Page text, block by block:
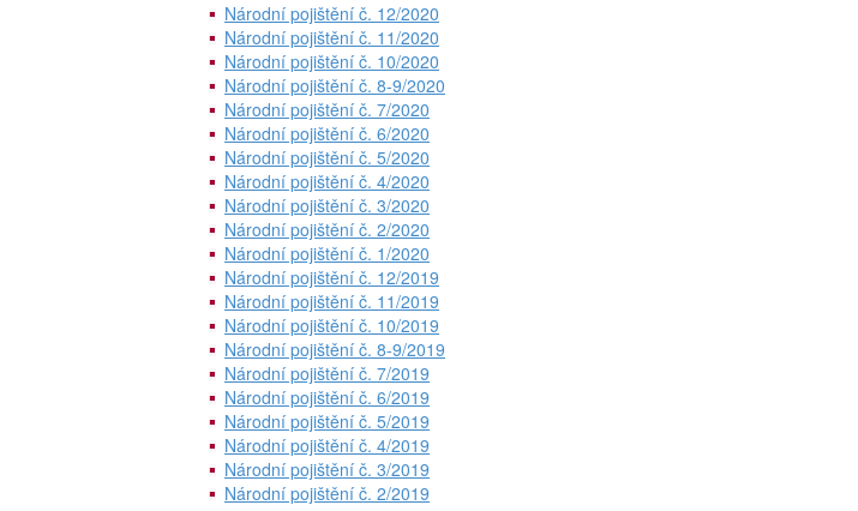
Národní pojištění č. 12/2020
Národní pojištění č. 11/2020
Národní pojištění č. 10/2020
Národní pojištění č. 8-9/2020
Národní pojištění č. 7/2020
Národní pojištění č. 6/2020
Národní pojištění č. 5/2020
Národní pojištění č. 4/2020
Národní pojištění č. 3/2020
Národní pojištění č. 2/2020
Národní pojištění č. 1/2020
Národní pojištění č. 12/2019
Národní pojištění č. 11/2019
Národní pojištění č. 10/2019
Národní pojištění č. 8-9/2019
Národní pojištění č. 7/2019
Národní pojištění č. 6/2019
Národní pojištění č. 5/2019
Národní pojištění č. 4/2019
Národní pojištění č. 3/2019
Národní pojištění č. 2/2019